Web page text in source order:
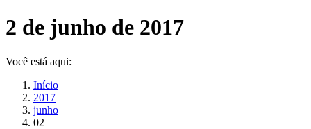
2 de junho de 2017
Você está aqui:
Início
2017
junho
02